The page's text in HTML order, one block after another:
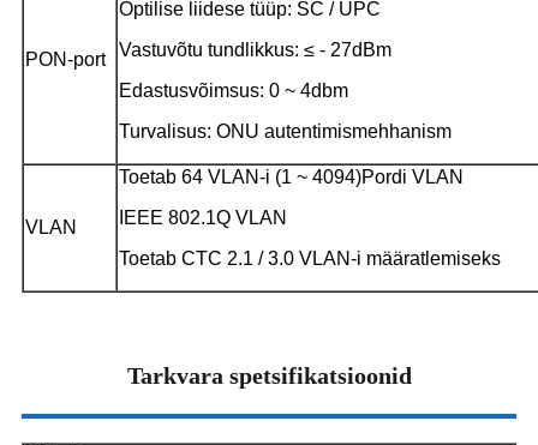
PON-port
Optilise liidese tüüp: SC / UPC
Vastuvõtu tundlikkus: ≤ - 27dBm
Edastusvõimsus: 0 ~ 4dbm
Turvalisus: ONU autentimismehhanism
VLAN
Toetab 64 VLAN-i (1 ~ 4094)Pordi VLAN
IEEE 802.1Q VLAN
Toetab CTC 2.1 / 3.0 VLAN-i määratlemiseks
Tarkvara spetsifikatsioonid